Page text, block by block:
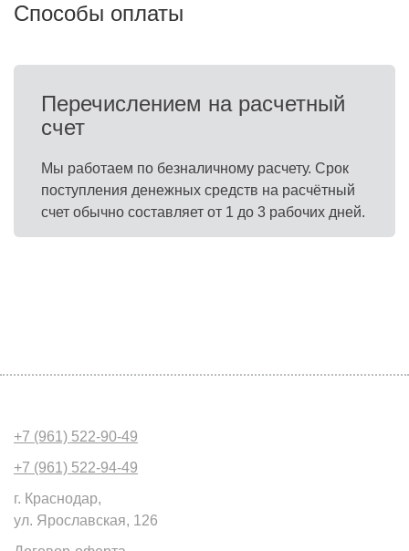
Способы оплаты
Перечислением на расчетный
счет
Мы работаем по безналичному расчету. Срок
поступления денежных средств на расчётный
счет обычно составляет от 1 до 3 рабочих дней.
+7 (961) 522-90-49
+7 (961) 522-94-49
г. Краснодар,
ул. Ярославская, 126